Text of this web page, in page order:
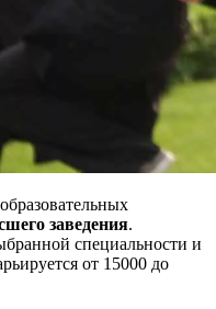
заведения.
специальности и
от 15000 до